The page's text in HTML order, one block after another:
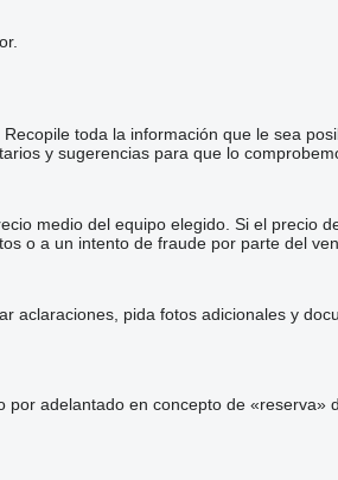
toda la información que le sea
y sugerencias para que lo
medio del equipo elegido. Si el precio
o a un intento de fraude por parte del
pida fotos adicionales y
adelantado en concepto de